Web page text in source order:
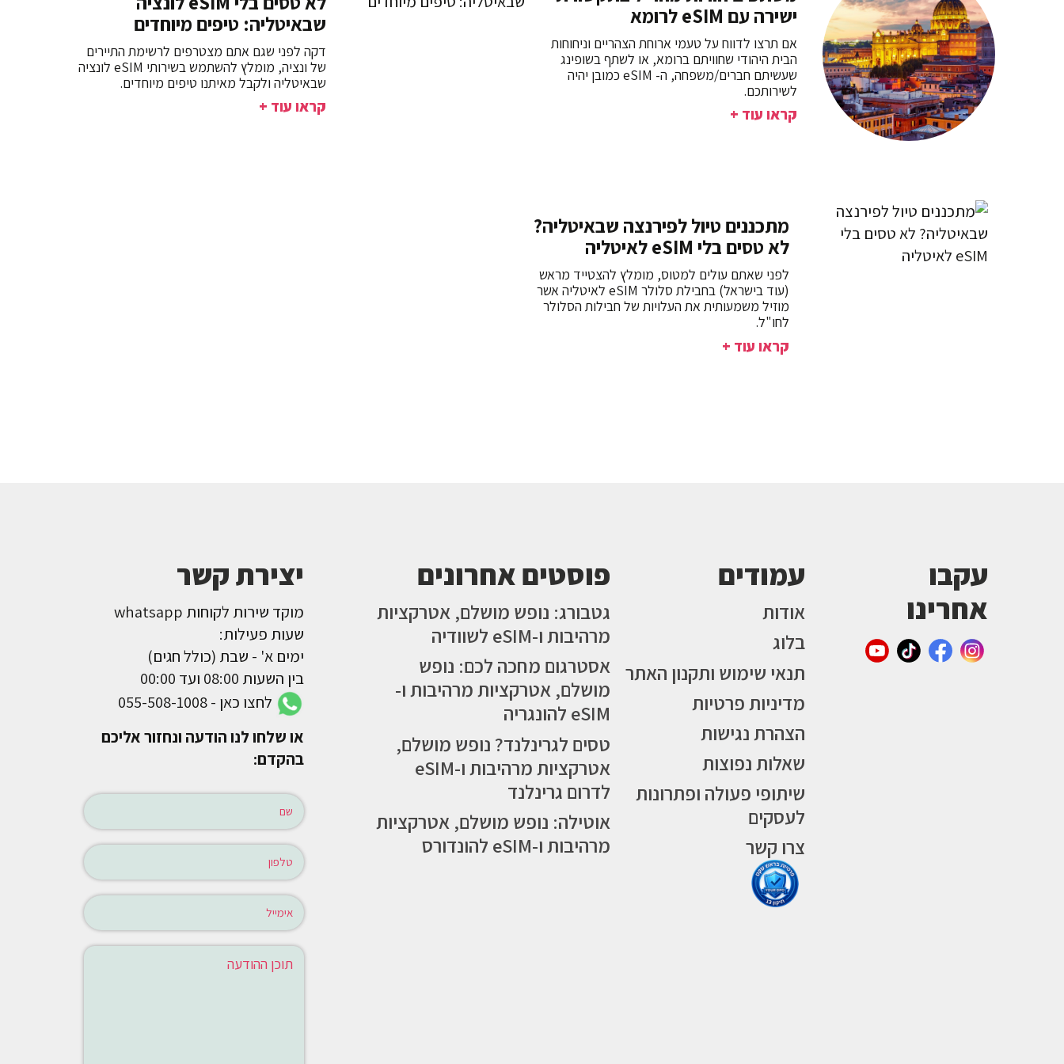
ישירה עם eSIM לרומא
אם תרצו לדווח על טעמי ארוחת הצהריים וניחוחות
הבית היהודי שחוויתם ברומא, או לשתף בשופינג
שעשיתם חברים/משפחה, ה- eSIM כמובן יהיה
לשירותכם.
קראו עוד +
שבאיטליה: טיפים מיוחדים
דקה לפני שגם אתם מצטרפים לרשימת התיירים
של ונציה, מומלץ להשתמש בשירותי eSIM לונציה
שבאיטליה ולקבל מאיתנו טיפים מיוחדים.
קראו עוד +
מתכננים טיול לפירנצה שבאיטליה?
לא טסים בלי eSIM לאיטליה
לפני שאתם עולים למטוס, מומלץ להצטייד מראש
(עוד בישראל) בחבילת סלולר eSIM לאיטליה אשר
מוזיל משמעותית את העלויות של חבילות הסלולר
לחו"ל.
קראו עוד +
עקבו
אחרינו
עמודים
אודות
בלוג
תנאי שימוש ותקנון האתר
מדיניות פרטיות
הצהרת נגישות
שאלות נפוצות
שיתופי פעולה ופתרונות
לעסקים
צרו קשר
פוסטים אחרונים
גטבורג: נופש מושלם, אטרקציות
מרהיבות ו-eSIM לשוודיה
אסטרגום מחכה לכם: נופש
מושלם, אטרקציות מרהיבות ו-
eSIM להונגריה
טסים לגרינלנד? נופש מושלם,
אטרקציות מרהיבות ו-eSIM
לדרום גרינלנד
אוטילה: נופש מושלם, אטרקציות
מרהיבות ו-eSIM להונדורס
יצירת קשר
מוקד שירות לקוחות whatsapp
שעות פעילות:
ימים א' - שבת (כולל חגים)
בין השעות 08:00 ועד 00:00
לחצו כאן - 055-508-1008
או שלחו לנו הודעה ונחזור אליכם
בהקדם: